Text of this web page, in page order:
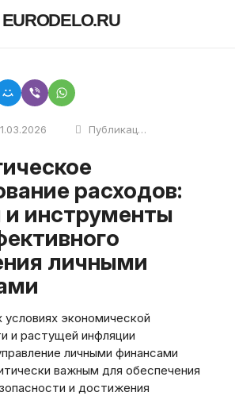
EURODELO.RU
Публикации
расходов:
инструменты
личными
экономической
и растущей инфляции
личными финансами
важным для обеспечения
и достижения